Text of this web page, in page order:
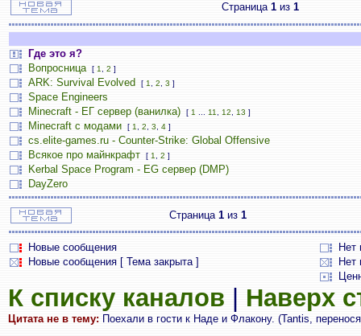
Страница 1 из 1
Где это я?
Вопросница
[ 1 2 ]
ARK: Survival Evolved [ 1 2 3 ]
Space Engineers
Minecraft - ЕГ сервер (ванилка)
[ 1 11 12 13 ]
Minecraft с модами [ 1 2 3 4 ]
cs.elite-games.ru - Counter-Strike: Global Offensive
Всякое про майнкрафт
[ 1 2 ]
Kerbal Space Program - EG сервер (DMP)
DayZero
Страница 1 из 1
Новые сообщения
Нет
Новые сообщения [ Тема закрыта ]
Нет
К списку каналов Наверх
Цитата не в тему: Поехали в гости к Наде и Флакону. (Tantis,